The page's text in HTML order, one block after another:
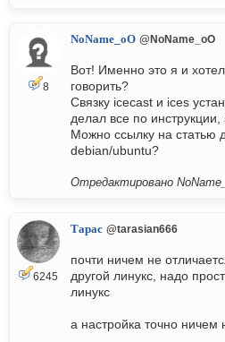
8
NoName_oO @NoName_oO
Вот! Именно это я и
говорить?
Связку icecast и ices
делал все по
Можно ссылку на статью
debian/ubuntu?
Отредактировано
6245
Тарас @tarasian666
почти ничем не
другой линукс, надо
линукс
а настройка точно ничем